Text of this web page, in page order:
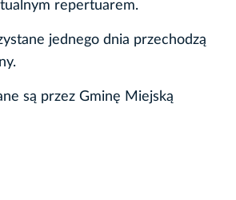
repertuarem.
jednego dnia przechodzą
są przez Gminę Miejską